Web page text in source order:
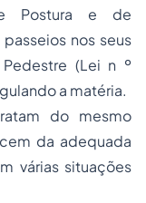
Postura e de
nos seus
(Lei n º
a matéria.
do mesmo
da adequada
várias situações